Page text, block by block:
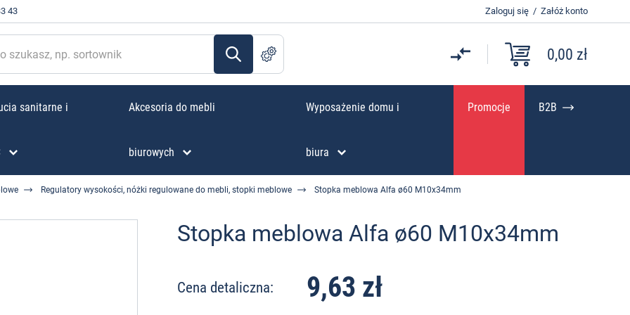
43 Zaloguj się / Załóż konto
0,00 zł
sanitarne i Akcesoria do mebli
biurowych
Wyposażenie domu i
biura
Promocje B2B
Regulatory wysokości, nóżki regulowane do mebli, stopki meblowe Stopka meblowa Alfa ø60 M10x34mm
Stopka meblowa Alfa ø60 M10x34mm
Cena detaliczna: 9,63 zł